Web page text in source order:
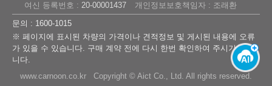
여신 등록번호 : 20-00001437
개인정보보호책임자 : 조래환
문의 : 1600-1015
※ 페이지에 표시된 차량의 가격이나 견적정보 및 게시된 내용에 오류
가 있을 수 있습니다. 구매 계약 전에 다시 한번 확인하여 주시기 바랍
니다.
www.carnoon.co.kr Copyright © Aict Co., Ltd. All rights reserved.